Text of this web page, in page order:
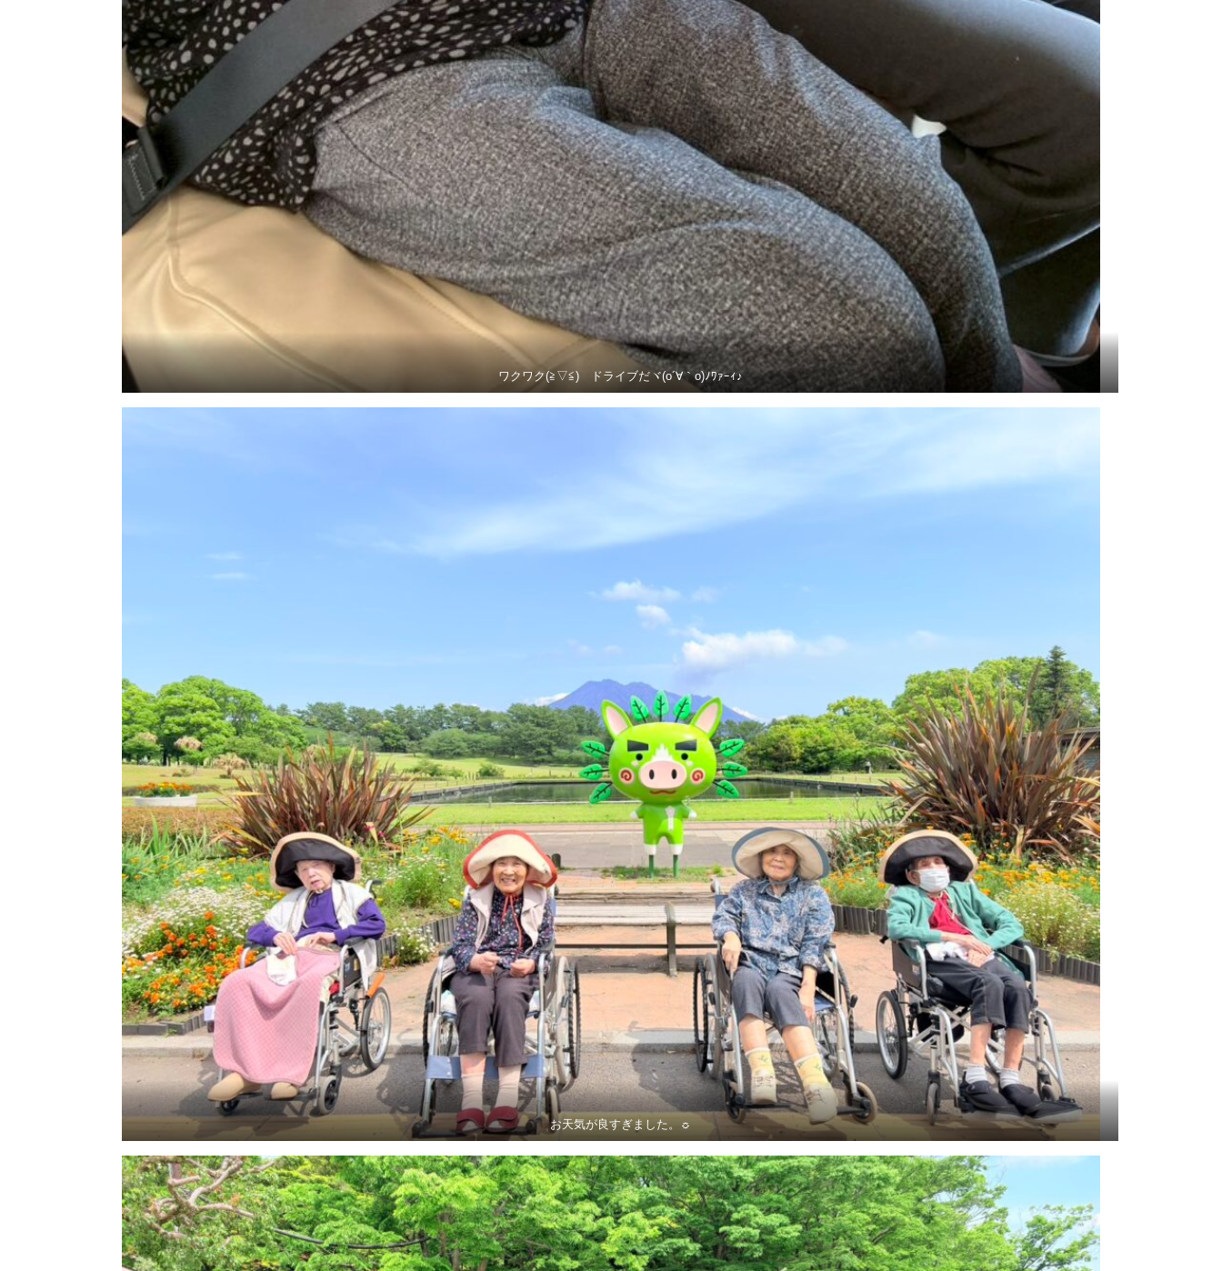
ワクワク(≧▽≦) ドライブだヾ(o´∀｀o)ﾉﾜｧｰｨ♪
お天気が良すぎました。☼